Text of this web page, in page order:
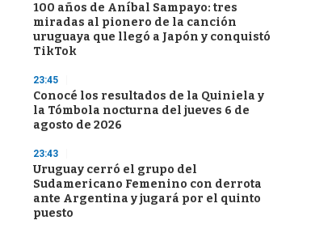
100 años de Aníbal Sampayo: tres
miradas al pionero de la canción
uruguaya que llegó a Japón y conquistó
TikTok
23:45
Conocé los resultados de la Quiniela y
la Tómbola nocturna del jueves 6 de
agosto de 2026
23:43
Uruguay cerró el grupo del
Sudamericano Femenino con derrota
ante Argentina y jugará por el quinto
puesto